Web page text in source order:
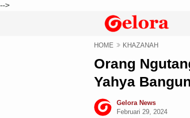
-->
HOME KHAZANAH
Orang
Yahya
Gelora News
Februari 29, 2024